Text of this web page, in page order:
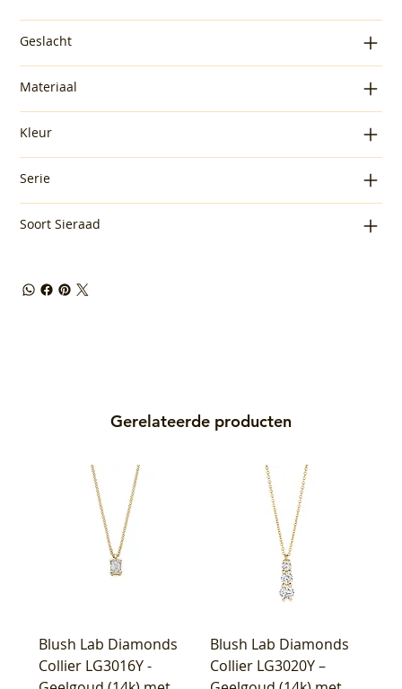
Geslacht
Materiaal
Kleur
Serie
Soort Sieraad
Gerelateerde producten
Blush Lab Diamonds
Collier LG3016Y -
Blush Lab Diamonds
Collier LG3020Y –